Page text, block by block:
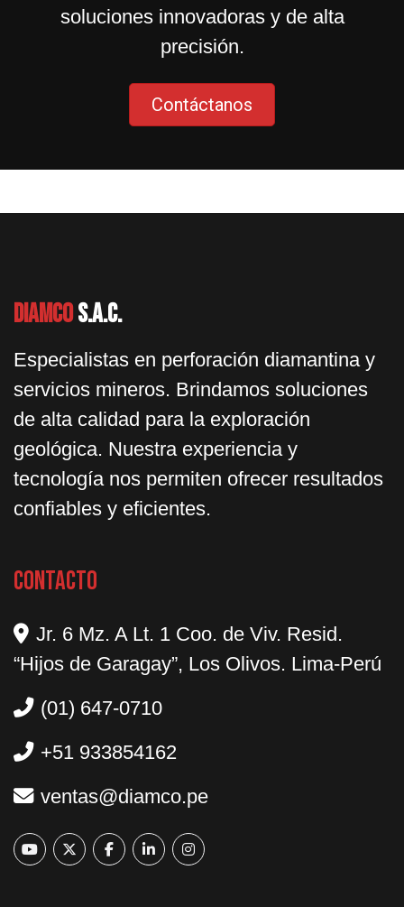
soluciones innovadoras y de alta
precisión.
Contáctanos
DiamcoS.A.C.
Especialistas en perforación diamantina y
servicios mineros. Brindamos soluciones
de alta calidad para la exploración
geológica. Nuestra experiencia y
tecnología nos permiten ofrecer resultados
confiables y eficientes.
Contacto
Jr. 6 Mz. A Lt. 1 Coo. de Viv. Resid.
“Hijos de Garagay”, Los Olivos. Lima-Perú
(01) 647-0710
+51 933854162
ventas@diamco.pe